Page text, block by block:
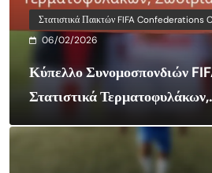
Στατιστικά Παικτών FIFA Confederations
06/02/2026
Κύπελλο Συνομοσπονδιών
Στατιστικά Τερματοφυλάκων,
Σωσίβια, Καθαρές Εστίες